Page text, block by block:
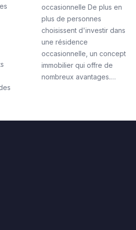
occasionnelle De plus en
plus de personnes
choisissent d'investir dans
une résidence
occasionnelle, un concept
immobilier qui offre de
nombreux avantages.…